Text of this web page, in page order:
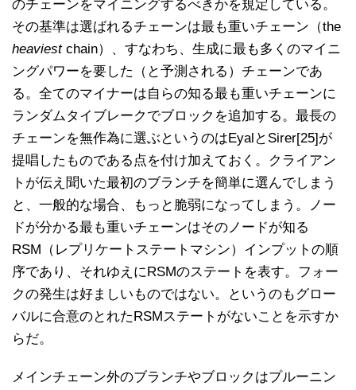
のチェーンをマイニングするべきかを規定している。
その基準は選ばれるチェーンは最も重いチェーン（the
heaviestchain）、すなわち、生成に最も多くのマイニ
ングパワーを要した（と予測される）チェーンであ
る。全てのマイナーは自らの知る最も重いチェーンに
ランダムタイブレークでブロックを追加する。最長の
チェーンを無作為に選ぶというのはEyalとSirer[25]が
提唱したものである点を付け加えておく。クライアン
トが伝え聞いた最初のブランチを簡単に選んでしまう
と、一般的な場合、もっと脆弱になってしまう。ノー
ドが分かる最も重いチェーンはそのノードが知る
RSM（レプリケートステートマシン）インプットの順
序であり、それゆえにRSMのステートを表す。フォー
クの発生は好ましいものではない。というのもグロー
バルに合意のとれたRSMステートがないことを示すか
らだ。
メインチェーン外のブランチやブロックはプルーニン